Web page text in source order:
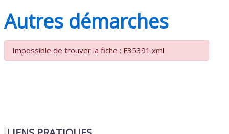
Autres démarches
Impossible de trouver la fiche : F35391.xml